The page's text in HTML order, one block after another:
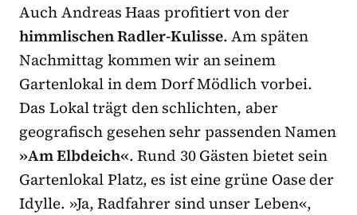
Auch Andreas Haas profitiert von der
himmlischen Radler-Kulisse. Am späten
Nachmittag kommen wir an seinem
Gartenlokal in dem Dorf Mödlich vorbei.
Das Lokal trägt den schlichten, aber
geografisch gesehen sehr passenden Namen
»Am Elbdeich«. Rund 30 Gästen bietet sein
Gartenlokal Platz, es ist eine grüne Oase der
Idylle. »Ja, Radfahrer sind unser Leben«,